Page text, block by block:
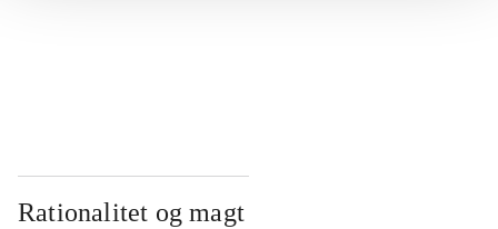
Rationalitet og magt